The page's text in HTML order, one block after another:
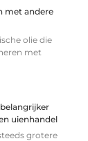
met andere
olie die
met
uienhandel
grotere